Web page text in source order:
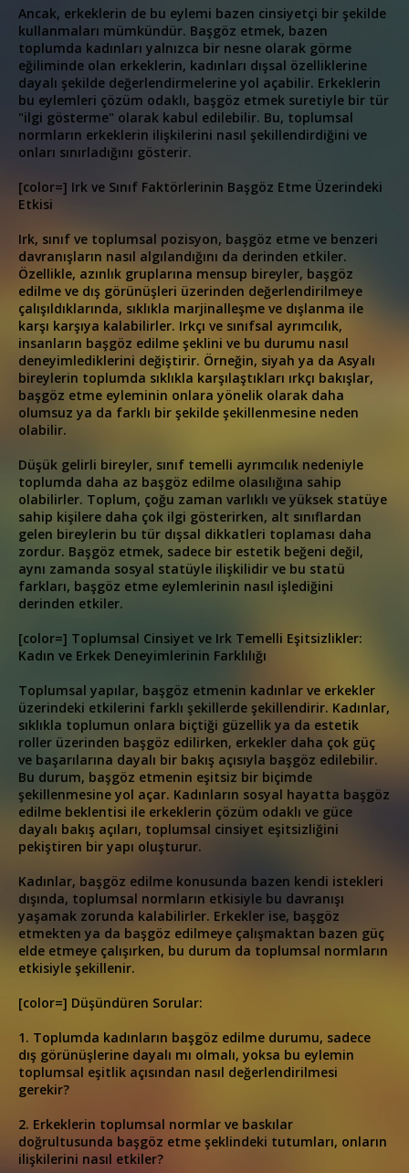
Ancak, erkeklerin de bu eylemi bazen cinsiyetçi bir şekilde
kullanmaları mümkündür. Başgöz etmek, bazen
toplumda kadınları yalnızca bir nesne olarak görme
eğiliminde olan erkeklerin, kadınları dışsal özelliklerine
dayalı şekilde değerlendirmelerine yol açabilir. Erkeklerin
bu eylemleri çözüm odaklı, başgöz etmek suretiyle bir tür
"ilgi gösterme" olarak kabul edilebilir. Bu, toplumsal
normların erkeklerin ilişkilerini nasıl şekillendirdiğini ve
onları sınırladığını gösterir.
[color=] Irk ve Sınıf Faktörlerinin Başgöz Etme Üzerindeki
Etkisi
Irk, sınıf ve toplumsal pozisyon, başgöz etme ve benzeri
davranışların nasıl algılandığını da derinden etkiler.
Özellikle, azınlık gruplarına mensup bireyler, başgöz
edilme ve dış görünüşleri üzerinden değerlendirilmeye
çalışıldıklarında, sıklıkla marjinalleşme ve dışlanma ile
karşı karşıya kalabilirler. Irkçı ve sınıfsal ayrımcılık,
insanların başgöz edilme şeklini ve bu durumu nasıl
deneyimlediklerini değiştirir. Örneğin, siyah ya da Asyalı
bireylerin toplumda sıklıkla karşılaştıkları ırkçı bakışlar,
başgöz etme eyleminin onlara yönelik olarak daha
olumsuz ya da farklı bir şekilde şekillenmesine neden
olabilir.
Düşük gelirli bireyler, sınıf temelli ayrımcılık nedeniyle
toplumda daha az başgöz edilme olasılığına sahip
olabilirler. Toplum, çoğu zaman varlıklı ve yüksek statüye
sahip kişilere daha çok ilgi gösterirken, alt sınıflardan
gelen bireylerin bu tür dışsal dikkatleri toplaması daha
zordur. Başgöz etmek, sadece bir estetik beğeni değil,
aynı zamanda sosyal statüyle ilişkilidir ve bu statü
farkları, başgöz etme eylemlerinin nasıl işlediğini
derinden etkiler.
[color=] Toplumsal Cinsiyet ve Irk Temelli Eşitsizlikler:
Kadın ve Erkek Deneyimlerinin Farklılığı
Toplumsal yapılar, başgöz etmenin kadınlar ve erkekler
üzerindeki etkilerini farklı şekillerde şekillendirir. Kadınlar,
sıklıkla toplumun onlara biçtiği güzellik ya da estetik
roller üzerinden başgöz edilirken, erkekler daha çok güç
ve başarılarına dayalı bir bakış açısıyla başgöz edilebilir.
Bu durum, başgöz etmenin eşitsiz bir biçimde
şekillenmesine yol açar. Kadınların sosyal hayatta başgöz
edilme beklentisi ile erkeklerin çözüm odaklı ve güce
dayalı bakış açıları, toplumsal cinsiyet eşitsizliğini
pekiştiren bir yapı oluşturur.
Kadınlar, başgöz edilme konusunda bazen kendi istekleri
dışında, toplumsal normların etkisiyle bu davranışı
yaşamak zorunda kalabilirler. Erkekler ise, başgöz
etmekten ya da başgöz edilmeye çalışmaktan bazen güç
elde etmeye çalışırken, bu durum da toplumsal normların
etkisiyle şekillenir.
[color=] Düşündüren Sorular:
1. Toplumda kadınların başgöz edilme durumu, sadece
dış görünüşlerine dayalı mı olmalı, yoksa bu eylemin
toplumsal eşitlik açısından nasıl değerlendirilmesi
gerekir?
2. Erkeklerin toplumsal normlar ve baskılar
doğrultusunda başgöz etme şeklindeki tutumları, onların
ilişkilerini nasıl etkiler?